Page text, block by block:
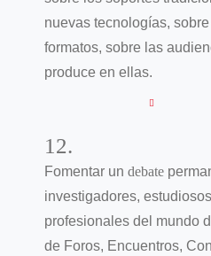
nuevas tecnologías,
formatos, sobre las
produce en ellas.
12.
Fomentar un debate
investigadores,
profesionales del mundo
de Foros, Encuentros,